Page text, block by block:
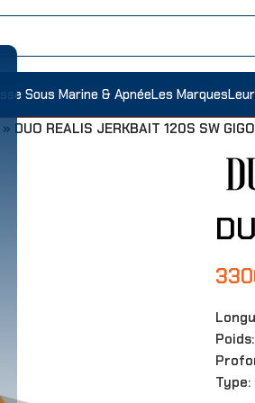
Sous Marine & ApnéeLes Marques
» DUO REALIS JERKBAIT 120S SW GIGO